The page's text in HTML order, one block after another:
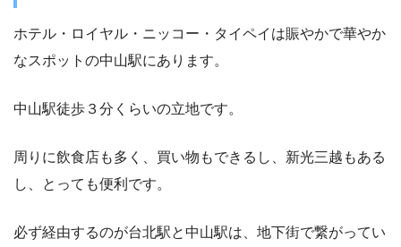
ホテル・ロイヤル・ニッコー・タイペイは賑やかで華やか
なスポットの中山駅にあります。
中山駅徒歩３分くらいの立地です。
周りに飲食店も多く、買い物もできるし、新光三越もある
し、とっても便利です。
必ず経由するのが台北駅と中山駅は、地下街で繋がってい